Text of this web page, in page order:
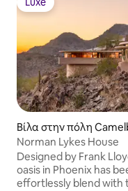
Luxe
Βίλα στην πόλη
Norman Lykes House
Designed by Frank
oasis in Phoenix has
effortlessly blend with